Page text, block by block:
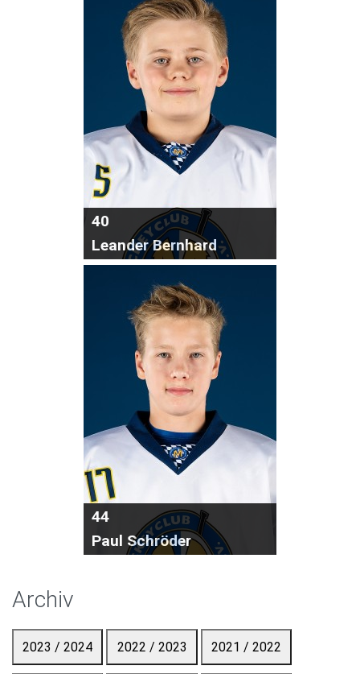
40
Leander Bernhard
44
Paul Schröder
Archiv
2023 / 2024 2022 / 2023 2021 / 2022